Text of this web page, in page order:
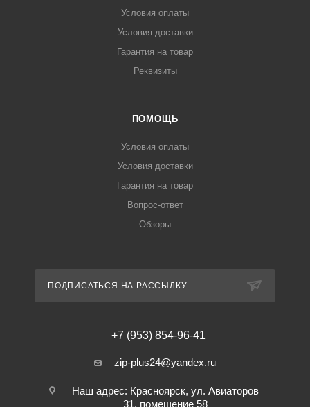
Условия оплаты
Условия доставки
Гарантия на товар
Реквизиты
ПОМОЩЬ
Условия оплаты
Условия доставки
Гарантия на товар
Вопрос-ответ
Обзоры
ПОДПИСАТЬСЯ НА РАССЫЛКУ
+7 (953) 854-96-41
zip-plus24@yandex.ru
Наш адрес: Красноярск, ул. Авиаторов
31, помещение 58